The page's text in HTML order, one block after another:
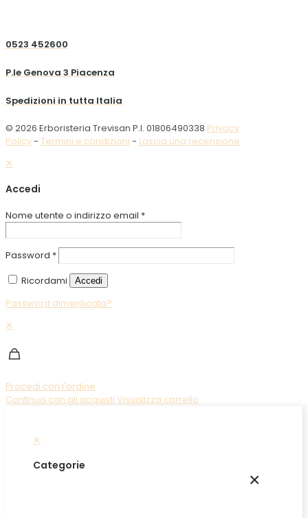
0523 452600
P.le Genova 3 Piacenza
Spedizioni in tutta Italia
© 2026 Erboristeria Trevisan P.I. 01806490338 Privacy
Policy- Termini e condizioni - Lascia una recensione
✕
Accedi
Nome utente o indirizzo email *
Password *
Ricordami
Accedi
Password dimenticata?
✕
Procedi con l'ordine
Continua con gli acquisti Visualizza carrello
✕
×
Categorie